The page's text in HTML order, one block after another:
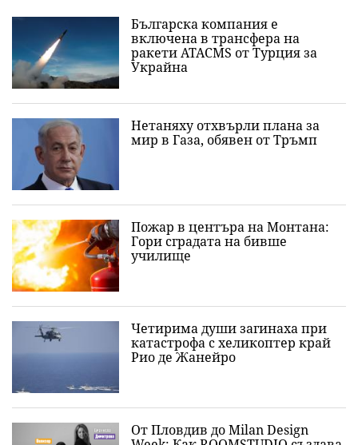
Българска компания е
включена в трансфера на
ракети ATACMS от Турция за
Украйна
Нетаняху отхвърли плана за
мир в Газа, обявен от Тръмп
Пожар в центъра на Монтана:
Гори сградата на бивше
училище
Четирима души загинаха при
катастрофа с хеликоптер край
Рио де Жанейро
От Пловдив до Milan Design